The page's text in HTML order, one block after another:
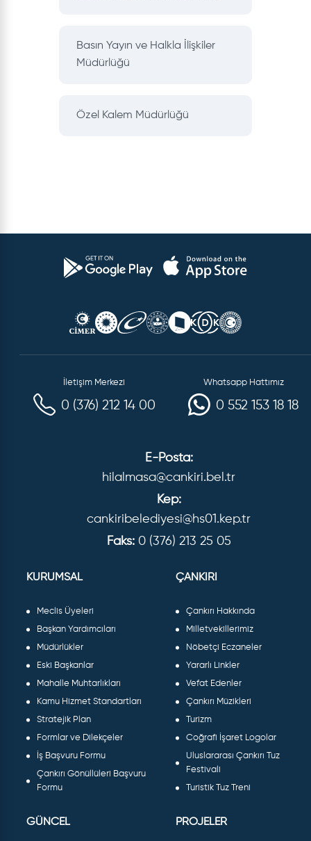
Basın Yayın ve Halkla İlişkiler
Müdürlüğü
Özel Kalem Müdürlüğü
İletişim Merkezi
0 (376) 212 14 00
Whatsapp Hattımız
0 552 153 18 18
E-Posta:
hilalmasa@cankiri.bel.tr
Kep:
cankiribelediyesi@hs01.kep.tr
Faks: 0 (376) 213 25 05
KURUMSAL
Meclis Üyeleri
Başkan Yardımcıları
Müdürlükler
Eski Başkanlar
Mahalle Muhtarlıkları
Kamu Hizmet Standartları
Stratejik Plan
Formlar ve Dilekçeler
İş Başvuru Formu
Çankırı Gönüllüleri Başvuru
Formu
ÇANKIRI
Çankırı Hakkında
Milletvekillerimiz
Nöbetçi Eczaneler
Yararlı Linkler
Vefat Edenler
Çankırı Müzikleri
Turizm
Coğrafi İşaret Logolar
Uluslararası Çankırı Tuz
Festivali
Turistik Tuz Treni
GÜNCEL PROJELER